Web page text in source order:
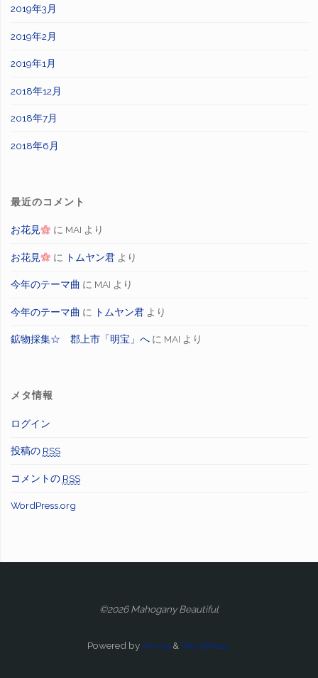
2019年3月
2019年2月
2019年1月
2018年12月
2018年7月
2018年6月
最近のコメント
お花見 に MAI より
お花見 に トムヤン君より
今年のテーマ曲 に MAI より
今年のテーマ曲 に トムヤン君より
鉱物採集☆ 郡上市「明宝」へに MAI より
メタ情報
ログイン
投稿の RSS
コメントの RSS
WordPress.org
©2026 Mahogany Beautiful
Powered by Anima & WordPress.